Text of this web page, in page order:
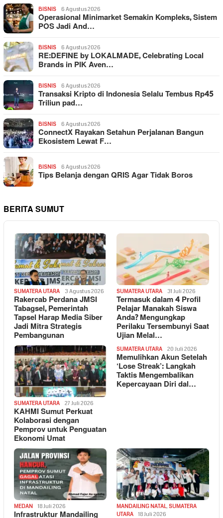
BISNIS 6 Agustus 2026
Operasional Minimarket Semakin Kompleks, Sistem
POS Jadi And…
BISNIS 6 Agustus 2026
RE:DEFINE by LOKALMADE, Celebrating Local
Brands in PIK Aven…
BISNIS 6 Agustus 2026
Transaksi Kripto di Indonesia Selalu Tembus Rp45
Triliun pad…
BISNIS 6 Agustus 2026
ConnectX Rayakan Setahun Perjalanan Bangun
Ekosistem Lewat F…
BISNIS 6 Agustus 2026
Tips Belanja dengan QRIS Agar Tidak Boros
BERITA SUMUT
SUMATERA UTARA 3 Agustus 2026
Rakercab Perdana JMSI
Tabagsel, Pemerintah
Tapsel Harap Media Siber
Jadi Mitra Strategis
Pembangunan
SUMATERA UTARA 31 Juli 2026
Termasuk dalam 4 Profil
Pelajar Manakah Siswa
Anda? Mengungkap
Perilaku Tersembunyi Saat
Ujian Melal…
SUMATERA UTARA 27 Juli 2026
KAHMI Sumut Perkuat
Kolaborasi dengan
Pemprov untuk Penguatan
Ekonomi Umat
SUMATERA UTARA 20 Juli 2026
Memulihkan Akun Setelah
‘Lose Streak’: Langkah
Taktis Mengembalikan
Kepercayaan Diri dal…
MEDAN 18 Juli 2026
Infrastruktur Mandailing
MANDAILING NATAL, SUMATERA
UTARA
18 Juli 2026